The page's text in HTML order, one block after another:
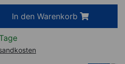
In den Warenkorb